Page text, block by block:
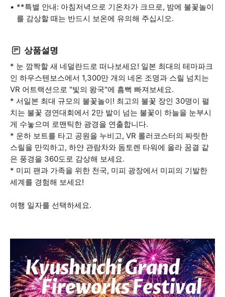
**특별 안내: 아침저녁으로 기온차가 크므로, 밤에 불꽃놀이
를 감상할 때는 반드시 보온에 유의해 주십시오.
상품설명
* 눈 깜짝할 새 네덜란드로 떠나보세요! 일본 최대의 테마파크
인 하우스텐보스에서 1,300만 개의 네온 조명과 스릴 넘치는
VR 어트랙션으로 "빛의 왕국"에 흠뻑 빠져보세요.
* 서일본 최대 규모의 불꽃놀이! 최고의 불꽃 장인 30명이 펼
치는 불꽃 경연대회에서 2만 발이 넘는 불꽃이 하늘을 눈부시
게 수놓으며 로맨틱한 광경을 연출합니다.
* 운하 보트를 타고 공원을 누비고, VR 롤러코스터의 짜릿한
스릴을 만끽하고, 하얀 관람차와 돔토렌 타워에 올라 꿈결 같
은 풍경을 360도로 감상해 보세요.
* 미피 팬과 가족을 위한 천국, 미피 광장에서 미피의 기발한
세계를 경험해 보세요!
여행 일자를 선택하세요.